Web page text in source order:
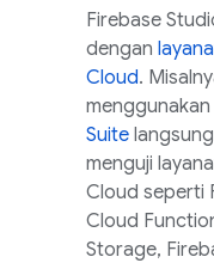
Firebase
dengan
Cloud.
menggunakan
Suite
menguji
Cloud seperti
Cloud
Storage,